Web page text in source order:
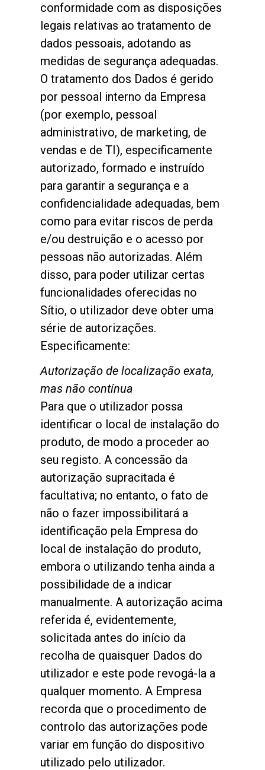
conformidade com as disposições
legais relativas ao tratamento de
dados pessoais, adotando as
medidas de segurança adequadas.
O tratamento dos Dados é gerido
por pessoal interno da Empresa
(por exemplo, pessoal
administrativo, de marketing, de
vendas e de TI), especificamente
autorizado, formado e instruído
para garantir a segurança e a
confidencialidade adequadas, bem
como para evitar riscos de perda
e/ou destruição e o acesso por
pessoas não autorizadas. Além
disso, para poder utilizar certas
funcionalidades oferecidas no
Sítio, o utilizador deve obter uma
série de autorizações.
Especificamente:
Autorização de localização exata,
mas não contínua
Para que o utilizador possa
identificar o local de instalação do
produto, de modo a proceder ao
seu registo. A concessão da
autorização supracitada é
facultativa; no entanto, o fato de
não o fazer impossibilitará a
identificação pela Empresa do
local de instalação do produto,
embora o utilizando tenha ainda a
possibilidade de a indicar
manualmente. A autorização acima
referida é, evidentemente,
solicitada antes do início da
recolha de quaisquer Dados do
utilizador e este pode revogá-la a
qualquer momento. A Empresa
recorda que o procedimento de
controlo das autorizações pode
variar em função do dispositivo
utilizado pelo utilizador.